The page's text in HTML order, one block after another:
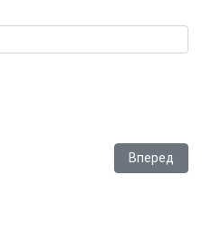
Следующий:
Вперед